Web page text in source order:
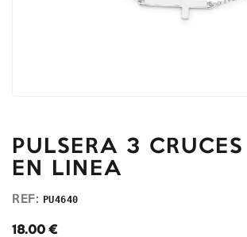
PULSERA 3
EN LINEA
REF: PU4640
18.00 €